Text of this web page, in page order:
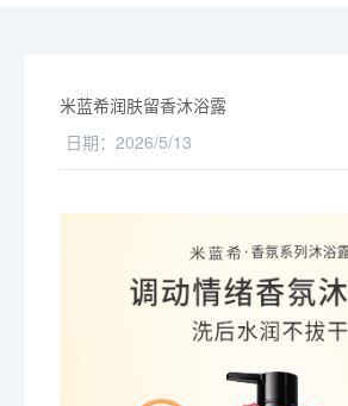
米蓝希润肤留香沐浴露
日期： 2026/5/13